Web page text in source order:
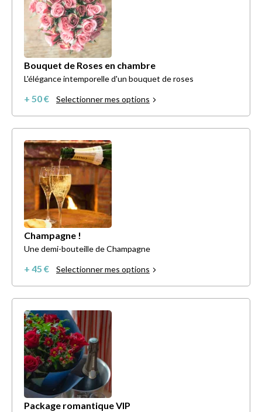
Bouquet de Roses en chambre
L'élégance intemporelle d'un bouquet de roses
+ 50 € Selectionner mes options
Champagne !
Une demi-bouteille de Champagne
+ 45 € Selectionner mes options
Package romantique VIP